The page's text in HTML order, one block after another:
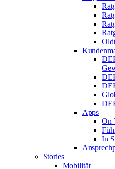
Apps
On
In
Stories
Mobilität